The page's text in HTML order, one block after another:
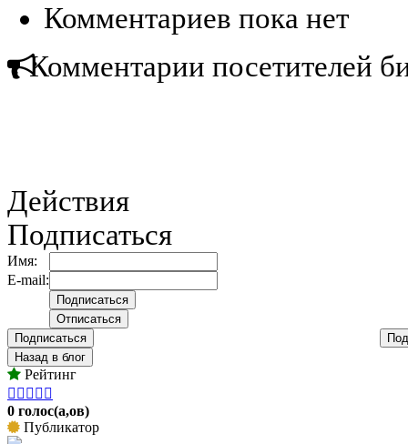
Комментариев пока нет
Комментарии посетителей
Действия
Подписаться
Имя:
E-mail:
Подписаться
Назад в блог
Рейтинг
    
0 голос(а,ов)
Публикатор